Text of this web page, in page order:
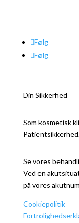
Følg
Følg
Din Sikkerhed
Som kosmetisk
Se vores
Ved en
på vores
Cookiepolitik